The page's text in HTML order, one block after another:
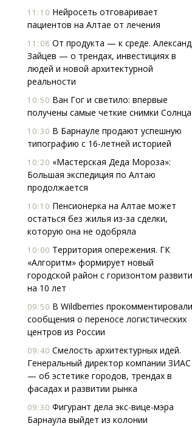
11:10 Нейросеть отговаривает
пациентов на Алтае от лечения
11:08 От продукта — к среде.
Зайцев — о трендах, инвестициях в
людей и новой архитектурной
реальности
10:50 Ван Гог и светило: впервые
получены самые четкие снимки Солнца
10:30 В Барнауле продают успешную
типографию с 16-летней историей
10:20 «Мастерская Деда Мороза»:
Большая экспедиция по Алтаю
продолжается
10:10 Пенсионерка на Алтае может
остаться без жилья из-за сделки,
которую она не одобряла
10:00 Территория опережения. ГК
«Алгоритм» формирует новый
городской район с горизонтом
на 10 лет
09:50 В Wildberries прокомментировали
сообщения о переносе логистических
центров из России
09:40 Смелость архитектурных идей.
Генеральный директор компании ЗИАС
— об эстетике городов, трендах в
фасадах и развитии рынка
09:30 Фигурант дела экс-вице-мэра
Барнаула выйдет из колонии